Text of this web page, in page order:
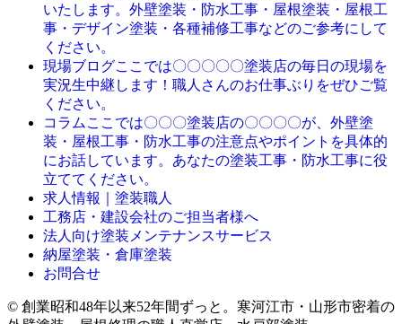
いたします。外壁塗装・防水工事・屋根塗装・屋根工
事・デザイン塗装・各種補修工事などのご参考にして
ください。
現場ブログここでは〇〇〇〇〇塗装店の毎日の現場を
実況生中継します！職人さんのお仕事ぶりをぜひご覧
ください。
コラム ここでは〇〇〇塗装店の〇〇〇〇が、外壁塗
装・屋根工事・防水工事の注意点やポイントを具体的
にお話しています。あなたの塗装工事・防水工事に役
立ててください。
求人情報｜塗装職人
工務店・建設会社のご担当者様へ
法人向け塗装メンテナンスサービス
納屋塗装・倉庫塗装
お問合せ
© 創業昭和48年以来52年間ずっと。寒河江市・山形市密着の